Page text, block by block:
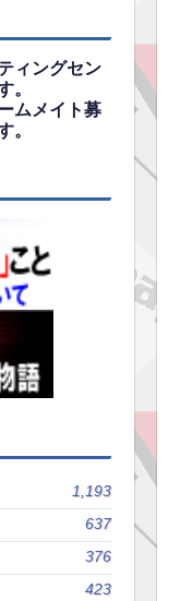
ィングセン
。
ムメイト募
。
1,193
637
376
423